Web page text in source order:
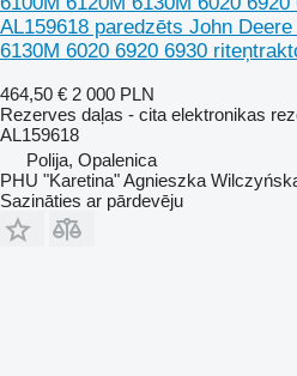
AL159618 paredzēts John
6130M 6020 6920 6930
464,50 € 2 000 PLN
Rezerves daļas - cita elektronikas
AL159618
Polija, Opalenica
PHU "Karetina" Agnieszka
Sazināties ar pārdevēju